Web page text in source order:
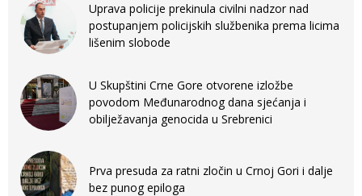
Uprava policije prekinula civilni nadzor nad
postupanjem policijskih službenika prema licima
lišenim slobode
U Skupštini Crne Gore otvorene izložbe
povodom Međunarodnog dana sjećanja i
obilježavanja genocida u Srebrenici
Prva presuda za ratni zločin u Crnoj Gori i dalje
bez punog epiloga